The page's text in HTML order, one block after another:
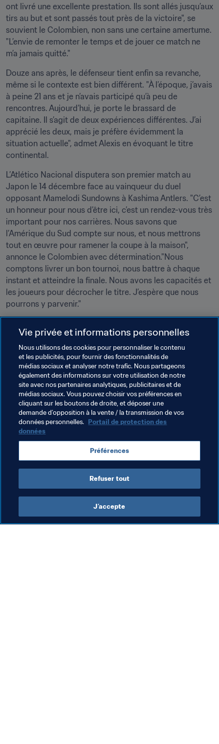
ont livré une excellente prestation. Ils sont allés jusqu’aux
tirs au but et sont passés tout près de la victoire", se
souvient le Colombien, non sans une certaine amertume.
"L’envie de remonter le temps et de jouer ce match ne
m’a jamais quitté."
Douze ans après, le défenseur tient enfin sa revanche,
même si le contexte est bien différent. "À l’époque, j’avais
à peine 21 ans et je n’avais participé qu’à peu de
rencontres. Aujourd’hui, je porte le brassard de
capitaine. Il s’agit de deux expériences différentes. J’ai
apprécié les deux, mais je préfère évidemment la
situation actuelle", admet Alexis en évoquant le titre
continental.
L’Atlético Nacional disputera son premier match au
Japon le 14 décembre face au vainqueur du duel
opposant Mamelodi Sundowns à Kashima Antlers. "C’est
un honneur pour nous d’être ici, c’est un rendez-vous très
important pour nos carrières. Nous savons que
l’Amérique du Sud compte sur nous, et nous mettrons
tout en œuvre pour ramener la coupe à la maison",
annonce le Colombien avec détermination."Nous
comptons livrer un bon tournoi, nous battre à chaque
instant et atteindre la finale. Nous avons les capacités et
les joueurs pour décrocher le titre. J’espère que nous
pourrons y parvenir."
encore un peu plus haut et aider les Verts à conquérir de
nouveaux sommets : ceux qu’ils n’ont pas pu atteindre
lors de la finale de la Coupe Intercontinentale 1989 ; ceux
qui ont échappé à Once Caldas en 2004, lors de cette
finale qu’Alexis a regardée à la télévision, nerveux et
impuissant. Cette fois, il est déterminé à changer le
cours de l’histoire.
Thèmes en lien
Colombia CONMEBOL
Vie privée et informations personnelles
Nous utilisons des cookies pour personnaliser le contenu
et les publicités, pour fournir des fonctionnalités de
médias sociaux et analyser notre trafic. Nous partageons
également des informations sur votre utilisation de notre
site avec nos partenaires analytiques, publicitaires et de
médias sociaux. Vous pouvez choisir vos préférences en
cliquant sur les boutons de droite, et déposer une
demande d’opposition à la vente / la transmission de vos
données personnelles. Portail de protection des
données
Préférences
Refuser tout
J’accepte